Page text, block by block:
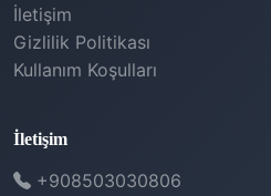
İletişim
Gizlilik Politikası
Kullanım Koşulları
İletişim
+908503030806